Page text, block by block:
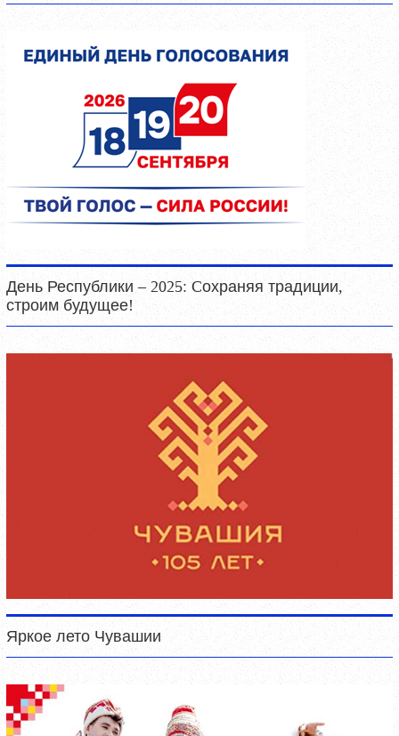
День Республики – 2025: Cохраняя традиции,
строим будущее!
Яркое лето Чувашии